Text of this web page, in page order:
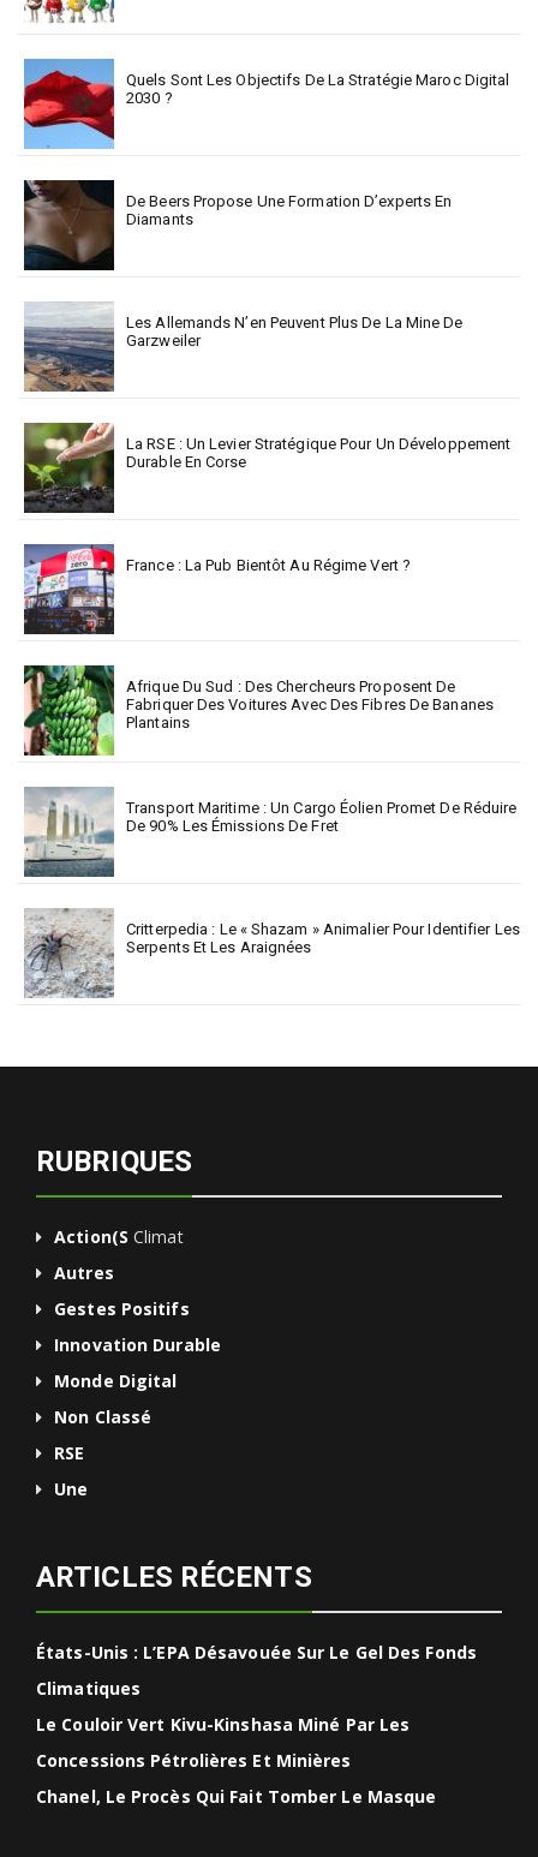
Quels Sont Les Objectifs De La Stratégie Maroc Digital
2030 ?
De Beers Propose Une Formation D’experts En
Diamants
Les Allemands N’en Peuvent Plus De La Mine De
Garzweiler
La RSE : Un Levier Stratégique Pour Un Développement
Durable En Corse
France : La Pub Bientôt Au Régime Vert ?
Afrique Du Sud : Des Chercheurs Proposent De
Fabriquer Des Voitures Avec Des Fibres De Bananes
Plantains
Transport Maritime : Un Cargo Éolien Promet De Réduire
De 90% Les Émissions De Fret
Critterpedia : Le « Shazam » Animalier Pour Identifier Les
Serpents Et Les Araignées
RUBRIQUES
Action(s Climat
Autres
Gestes Positifs
Innovation Durable
Monde Digital
Non Classé
RSE
Une
ARTICLES RÉCENTS
États-Unis : L’EPA Désavouée Sur Le Gel Des Fonds
Climatiques
Le Couloir Vert Kivu-Kinshasa Miné Par Les
Concessions Pétrolières Et Minières
Chanel, Le Procès Qui Fait Tomber Le Masque